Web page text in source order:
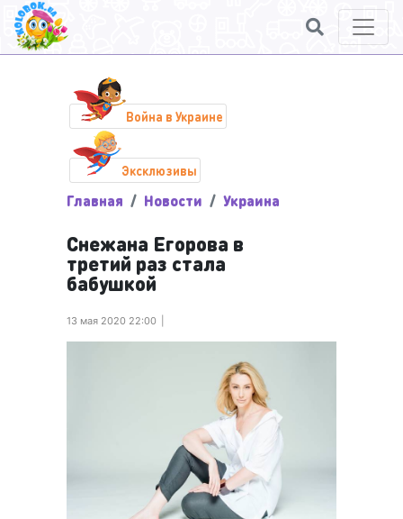
Война в Украине
Эксклюзивы
Главная Новости Украина
Снежана Егорова в
третий раз стала
бабушкой
13 мая 2020 22:00